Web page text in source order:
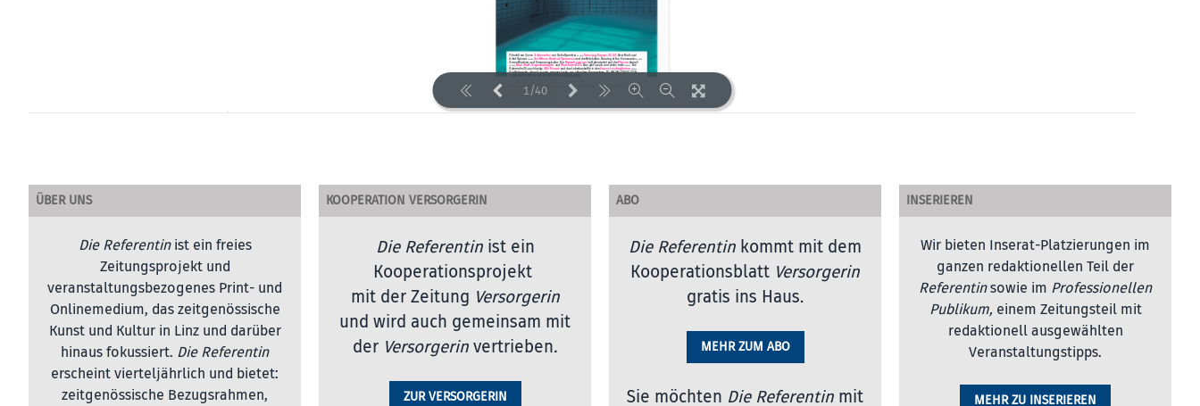
1/40
ÜBER UNS
Die Referentinist ein freies
Zeitungsprojekt und
veranstaltungsbezogenes Print- und
Onlinemedium, das zeitgenössische
Kunst und Kultur in Linz und darüber
hinaus fokussiert. Die Referentin
erscheint vierteljährlich und bietet:
zeitgenössische Bezugsrahmen,
KOOPERATION VERSORGERIN
Die Referentinist ein
Kooperationsprojekt
mit der Zeitung Versorgerin
und wird auch gemeinsam mit
der Versorgerin vertrieben.
ZUR VERSORGERIN
ABO
Die Referentin kommt mit dem
Kooperationsblatt Versorgerin
gratis ins Haus.
MEHR ZUM ABO
Sie möchten Die Referentin mit
INSERIEREN
Wir bieten Inserat-Platzierungen im
ganzen redaktionellen Teil der
Referentinsowie im Professionellen
Publikum, einem Zeitungsteil mit
redaktionell ausgewählten
Veranstaltungstipps.
MEHR ZU INSERIEREN